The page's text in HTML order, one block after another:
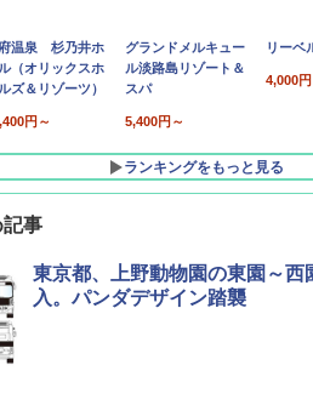
温泉 杉乃井ホ
（オリックスホ
ズ＆リゾーツ）
円～
グランドメルキュー
ル淡路島リゾート＆
スパ
5,400円～
リーベ
4,000円
ランキングをもっと見る
事
東京都、上野動物園の東園～
入。パンダデザイン踏襲